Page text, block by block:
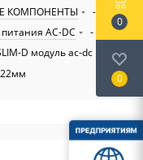
КОМПОНЕНТЫ
-
AC-DC
-
D модуль ac-dc 100Вт:
0
0